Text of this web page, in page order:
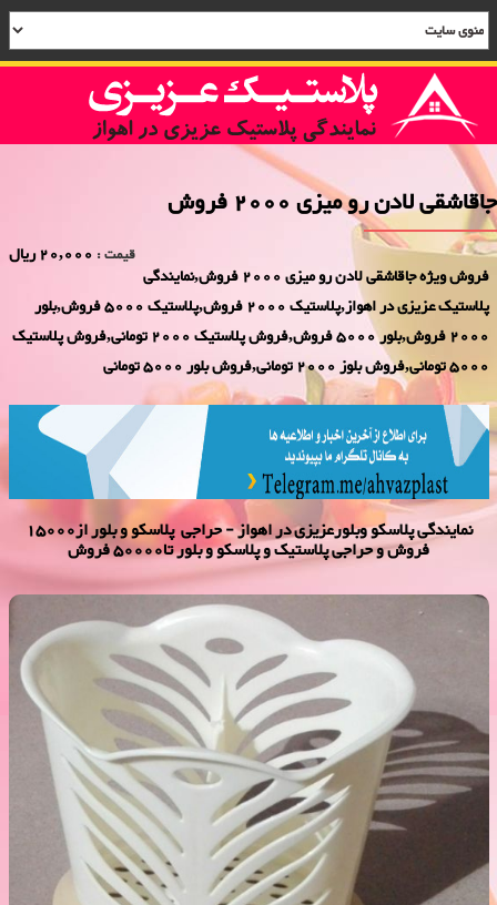
جاقاشقی لادن رو میزی 2000 فروش
قیمت : 20,000 ریال
فروش ویژه جاقاشقی لادن رو میزی 2000 فروش,نمایندگی
پلاستیک عزیزی در اهواز,پلاستیک 2000 فروش,پلاستیک 5000 فروش,بلور
2000 فروش,بلور 5000 فروش,فروش پلاستیک 2000 تومانی,فروش پلاستیک
5000 تومانی,فروش بلوز 2000 تومانی,فروش بلور 5000 تومانی
نمایندگی پلاسكو وبلورعزیزی در اهواز - حراجی پلاسکو و بلور از15000
فروش و حراجی پلاستیک و پلاسکو و بلور تا50000 فروش